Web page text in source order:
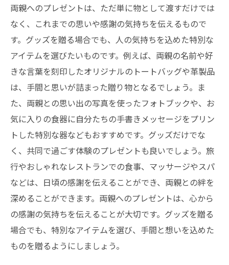
両親へのプレゼントは、ただ単に物として渡すだけでは
なく、これまでの思いや感謝の気持ちを伝えるもので
す。グッズを贈る場合でも、人の気持ちを込めた特別な
アイテムを選びたいものです。例えば、両親の名前や好
きな言葉を刻印したオリジナルのトートバッグや革製品
は、手間と思いが詰まった贈り物となるでしょう。ま
た、両親との思い出の写真を使ったフォトブックや、お
気に入りの食器に自分たちの手書きメッセージをプリン
トした特別な器などもおすすめです。グッズだけでな
く、共同で過ごす体験のプレゼントも良いでしょう。旅
行やおしゃれなレストランでの食事、マッサージやスパ
などは、日頃の感謝を伝えることができ、両親との絆を
深めることができます。両親へのプレゼントは、心から
の感謝の気持ちを伝えることが大切です。グッズを贈る
場合でも、特別なアイテムを選び、手間と想いを込めた
ものを贈るようにしましょう。